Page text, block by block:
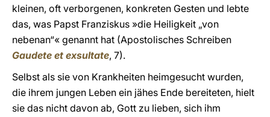
kleinen, oft verborgenen, konkreten Gesten und lebte
das, was Papst Franziskus »die Heiligkeit „von
nebenan“« genannt hat (Apostolisches Schreiben
Gaudete et exsultate, 7).
Selbst als sie von Krankheiten heimgesucht wurden,
die ihrem jungen Leben ein jähes Ende bereiteten, hielt
sie das nicht davon ab, Gott zu lieben, sich ihm